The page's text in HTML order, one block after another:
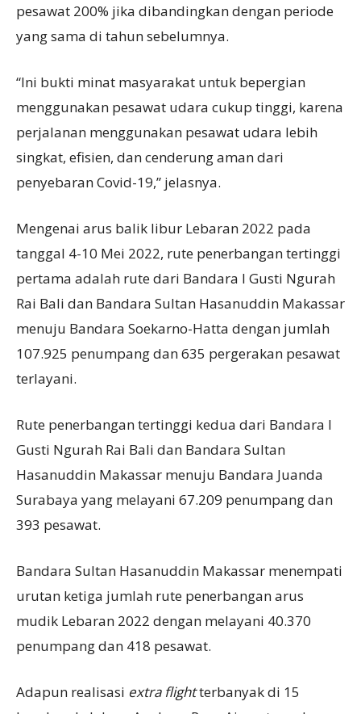
pesawat 200% jika dibandingkan dengan periode
yang sama di tahun sebelumnya.
“Ini bukti minat masyarakat untuk bepergian
menggunakan pesawat udara cukup tinggi, karena
perjalanan menggunakan pesawat udara lebih
singkat, efisien, dan cenderung aman dari
penyebaran Covid-19,” jelasnya.
Mengenai arus balik libur Lebaran 2022 pada
tanggal 4-10 Mei 2022, rute penerbangan tertinggi
pertama adalah rute dari Bandara I Gusti Ngurah
Rai Bali dan Bandara Sultan Hasanuddin Makassar
menuju Bandara Soekarno-Hatta dengan jumlah
107.925 penumpang dan 635 pergerakan pesawat
terlayani.
Rute penerbangan tertinggi kedua dari Bandara I
Gusti Ngurah Rai Bali dan Bandara Sultan
Hasanuddin Makassar menuju Bandara Juanda
Surabaya yang melayani 67.209 penumpang dan
393 pesawat.
Bandara Sultan Hasanuddin Makassar menempati
urutan ketiga jumlah rute penerbangan arus
mudik Lebaran 2022 dengan melayani 40.370
penumpang dan 418 pesawat.
Adapun realisasi extra flightterbanyak di 15